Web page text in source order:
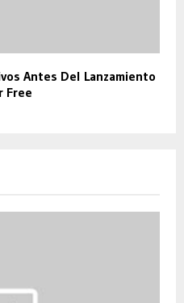
Antes Del Lanzamiento
Free